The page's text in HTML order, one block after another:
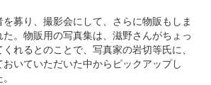
募り、撮影会にして、さらに物販もしま
。物販用の写真集は、滋野さんがちょっ
れるとのことで、写真家の岩切等氏に、
いていただいた中からピックアップし